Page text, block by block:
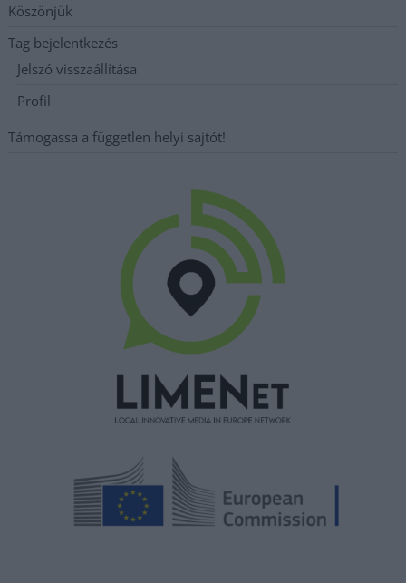
Köszönjük
Tag bejelentkezés
Jelszó visszaállítása
Profil
Támogassa a független helyi sajtót!